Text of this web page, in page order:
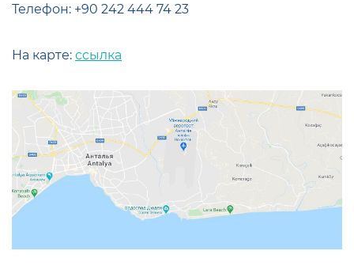
Телефон: +90 242 444 74 23
На карте: ссылка